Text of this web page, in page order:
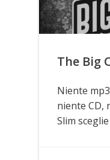
The Big
Niente
niente CD,
Slim